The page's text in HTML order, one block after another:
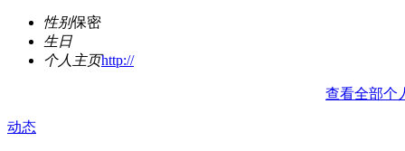
性别保密
生日
个人主页http://
查看全部个
动态